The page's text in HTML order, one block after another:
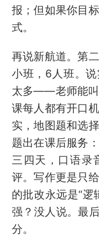
报；但如果你目
式。
再说新航道。第
小班，6人班。
太多——老师能叫
课每人都有开口
实，地图题和选
题出在课后服务
三四天，口语录
评。写作更是只
的批改永远是“逻
强？没人说。最
分。